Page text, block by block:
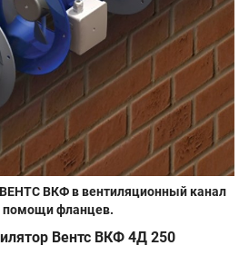
ВКФ в вентиляционный канал
помощи фланцев.
Вентс ВКФ 4Д 250